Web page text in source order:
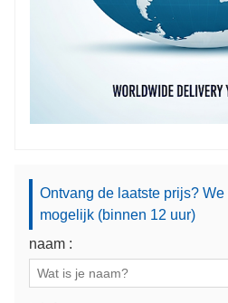
Ontvang de laatste prijs? We
mogelijk (binnen 12 uur)
naam :